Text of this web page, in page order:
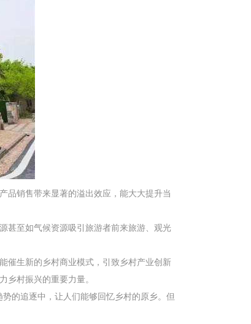
品销售带来显著的溢出效应，能大大提升当
甚至如气候资源吸引旅游者前来旅游、观光
催生新的乡村商业模式，引致乡村产业创新
乡村振兴的重要力量。
的追逐中，让人们能够回忆乡村的原乡。但